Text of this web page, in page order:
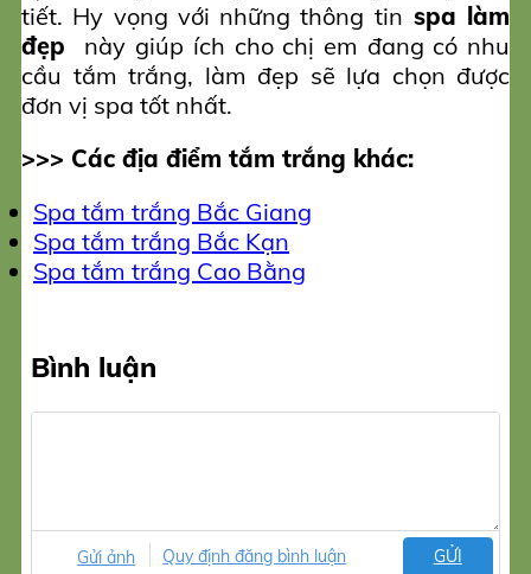
tiết. Hy vọng với những thông tin spa làm
đẹp
này giúp ích cho chị em đang có nhu
cầu tắm trắng, làm đẹp sẽ lựa chọn được
đơn vị spa tốt nhất.
>>> Các địa điểm tắm trắng khác:
Spa tắm trắng Bắc Giang
Spa tắm trắng Bắc Kạn
Spa tắm trắng Cao Bằng
Bình luận
Gửi ảnh Quy định đăng bình luận GỬI